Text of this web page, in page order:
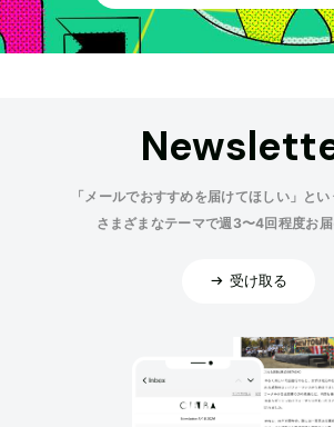
「メールでおすすめを届けてほしい」とい
さまざまなテーマで週3〜4回程度お届
受け取る